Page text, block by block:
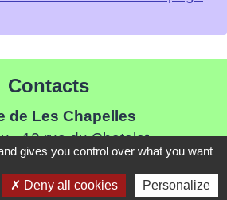
Contacts
de Les Chapelles
- 13 rue du Chatelet
Chapelles - FRANCE
7 89 22 08 48
gives you control over what you want
Deny all cookies Personalize